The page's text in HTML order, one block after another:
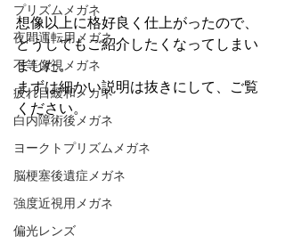
プリズムメガネ
夜間運転用メガネ
不等像視メガネ
疲れ目緩和メガネ
白内障術後メガネ
ヨークトプリズムメガネ
脳梗塞後遺症メガネ
強度近視用メガネ
偏光レンズ
想像以上に格好良く仕上がったので、
どうしてもご紹介したくなってしまい
ました。
まずは細かい説明は抜きにして、ご覧
ください。